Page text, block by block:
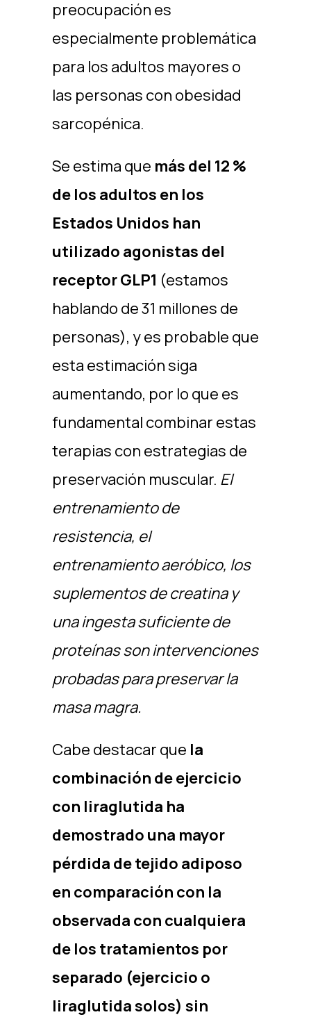
preocupación es
especialmente problemática
para los adultos mayores o
las personas con obesidad
sarcopénica.
Se estima que más del 12 %
de los adultos en los
Estados Unidos han
utilizado agonistas del
receptor GLP1 (estamos
hablando de 31 millones de
personas), y es probable que
esta estimación siga
aumentando, por lo que es
fundamental combinar estas
terapias con estrategias de
preservación muscular. El
entrenamiento de
resistencia, el
entrenamiento aeróbico, los
suplementos de creatina y
una ingesta suficiente de
proteínas son intervenciones
probadas para preservar la
masa magra.
Cabe destacar que la
combinación de ejercicio
con liraglutida ha
demostrado una mayor
pérdida de tejido adiposo
en comparación con la
observada con cualquiera
de los tratamientos por
separado (ejercicio o
liraglutida solos) sin